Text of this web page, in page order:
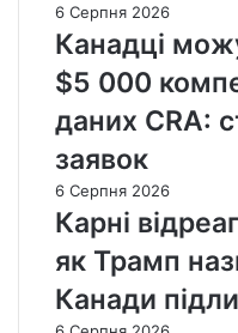
6 Серпня 2026
Канадці
$5 000
даних CRA:
заявок
6 Серпня 2026
Карні
як Трамп
Канади